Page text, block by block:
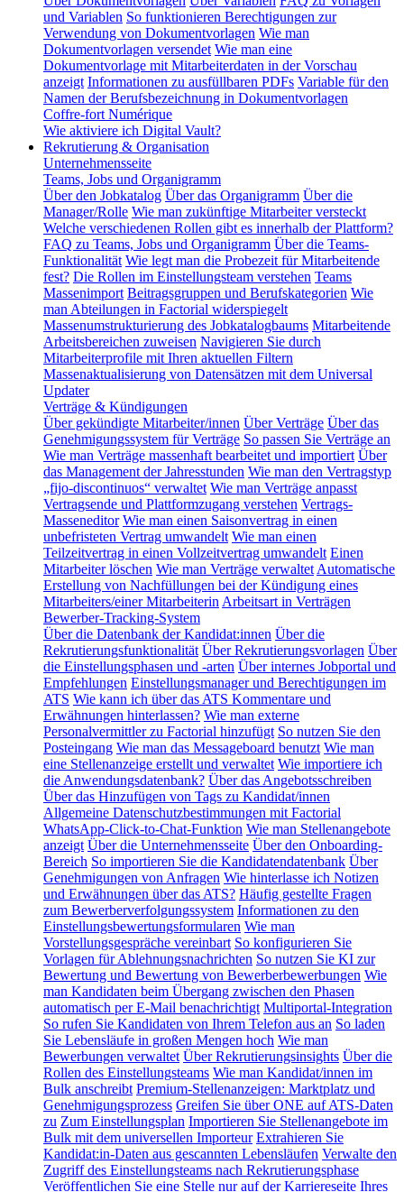
und Variablen So funktionieren Berechtigungen zur
Verwendung von Dokumentvorlagen Wie man
Dokumentvorlagen versendet Wie man eine
Dokumentvorlage mit Mitarbeiterdaten in der Vorschau
anzeigt Informationen zu ausfüllbaren PDFs Variable für den
Namen der Berufsbezeichnung in Dokumentvorlagen
Coffre-fort Numérique
Wie aktiviere ich Digital Vault?
Rekrutierung & Organisation
Unternehmensseite
Teams, Jobs und Organigramm
Über den Jobkatalog Über das Organigramm Über die
Manager/Rolle Wie man zukünftige Mitarbeiter versteckt
Welche verschiedenen Rollen gibt es innerhalb der Plattform?
FAQ zu Teams, Jobs und Organigramm Über die Teams-
Funktionalität Wie legt man die Probezeit für Mitarbeitende
fest? Die Rollen im Einstellungsteam verstehen Teams
Massenimport Beitragsgruppen und Berufskategorien Wie
man Abteilungen in Factorial widerspiegelt
Massenumstrukturierung des Jobkatalogbaums Mitarbeitende
Arbeitsbereichen zuweisen Navigieren Sie durch
Mitarbeiterprofile mit Ihren aktuellen Filtern
Massenaktualisierung von Datensätzen mit dem Universal
Updater
Verträge & Kündigungen
Über gekündigte Mitarbeiter/innen Über Verträge Über das
Genehmigungssystem für Verträge So passen Sie Verträge an
Wie man Verträge massenhaft bearbeitet und importiert Über
das Management der Jahresstunden Wie man den Vertragstyp
„fijo-discontinuos“ verwaltet Wie man Verträge anpasst
Vertragsende und Plattformzugang verstehen Vertrags-
Masseneditor Wie man einen Saisonvertrag in einen
unbefristeten Vertrag umwandelt Wie man einen
Teilzeitvertrag in einen Vollzeitvertrag umwandelt Einen
Mitarbeiter löschen Wie man Verträge verwaltet Automatische
Erstellung von Nachfüllungen bei der Kündigung eines
Mitarbeiters/einer Mitarbeiterin Arbeitsart in Verträgen
Bewerber-Tracking-System
Über die Datenbank der Kandidat:innen Über die
Rekrutierungsfunktionalität Über Rekrutierungsvorlagen Über
die Einstellungsphasen und -arten Über internes Jobportal und
Empfehlungen Einstellungsmanager und Berechtigungen im
ATS Wie kann ich über das ATS Kommentare und
Erwähnungen hinterlassen? Wie man externe
Personalvermittler zu Factorial hinzufügt So nutzen Sie den
Posteingang Wie man das Messageboard benutzt Wie man
eine Stellenanzeige erstellt und verwaltet Wie importiere ich
die Anwendungsdatenbank? Über das Angebotsschreiben
Über das Hinzufügen von Tags zu Kandidat/innen
Allgemeine Datenschutzbestimmungen mit Factorial
WhatsApp-Click-to-Chat-Funktion Wie man Stellenangebote
anzeigt Über die Unternehmensseite Über den Onboarding-
Bereich So importieren Sie die Kandidatendatenbank Über
Genehmigungen von Anfragen Wie hinterlasse ich Notizen
und Erwähnungen über das ATS? Häufig gestellte Fragen
zum Bewerberverfolgungssystem Informationen zu den
Einstellungsbewertungsformularen Wie man
Vorstellungsgespräche vereinbart So konfigurieren Sie
Vorlagen für Ablehnungsnachrichten So nutzen Sie KI zur
Bewertung und Bewertung von Bewerberbewerbungen Wie
man Kandidaten beim Übergang zwischen den Phasen
automatisch per E-Mail benachrichtigt Multiportal-Integration
So rufen Sie Kandidaten von Ihrem Telefon aus an So laden
Sie Lebensläufe in großen Mengen hoch Wie man
Bewerbungen verwaltet Über Rekrutierungsinsights Über die
Rollen des Einstellungsteams Wie man Kandidat/innen im
Bulk anschreibt Premium-Stellenanzeigen: Marktplatz und
Genehmigungsprozess Greifen Sie über ONE auf ATS-Daten
zu Zum Einstellungsplan Importieren Sie Stellenangebote im
Bulk mit dem universellen Importeur Extrahieren Sie
Kandidat:in-Daten aus gescannten Lebensläufen Verwalte den
Zugriff des Einstellungsteams nach Rekrutierungsphase
Veröffentlichen Sie eine Stelle nur auf der Karriereseite Ihres